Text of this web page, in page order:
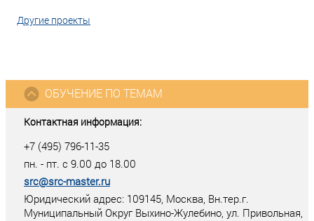
Другие проекты
Контактная информация:
+7 (495) 796-11-35
пн. - пт. с 9.00 до 18.00
src@src-master.ru
Юридический адрес: 109145, Москва, Вн.тер.г.
Муниципальный Округ Выхино-Жулебино, ул. Привольная,
ОБУЧЕНИЕ ПО ТЕМАМ